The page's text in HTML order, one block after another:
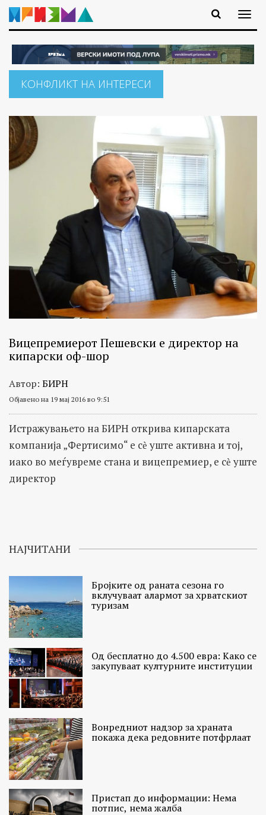
КОНФЛИКТ НА ИНТЕРЕСИ
Вицепремиерот Пешевски е директор на
кипарски оф-шор
Автор: БИРН
Објавено на 19 мај 2016 во 9:51
Истражувањето на БИРН открива кипарската
компанија „Фертисимо“ е сѐ уште активна и тој,
иако во меѓувреме стана и вицепремиер, е сѐ уште
директор
НАЈЧИТАНИ
Бројките од раната сезона го
вклучуваат алармот за хрватскиот
туризам
Од бесплатно до 4.500 евра: Како се
закупуваат културните институции
Вонредниот надзор за храната
покажа дека редовните потфрлаат
Пристап до информации: Нема
потпис, нема жалба